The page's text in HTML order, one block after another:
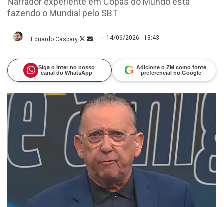
fazendo o Mundial pelo SBT
Eduardo Caspary FollowMande
14/06/2026 - 13:43
Siga o Inter no nosso
canal do WhatsApp
G Adicione o ZM como fonte
preferencial no Google